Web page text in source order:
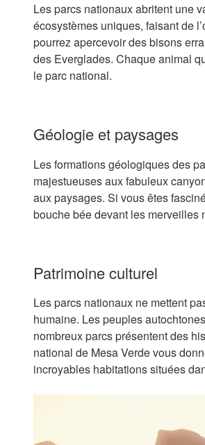
Les parcs nationaux abritent une
écosystèmes uniques, faisant de
pourrez apercevoir des bisons
des Everglades. Chaque animal
le parc national.
Géologie et paysages
Les formations géologiques des
majestueuses aux fabuleux
aux paysages. Si vous êtes
bouche bée devant les merveilles
Patrimoine culturel
Les parcs nationaux ne mettent
humaine. Les peuples
nombreux parcs présentent des
national de Mesa Verde vous
incroyables habitations situées